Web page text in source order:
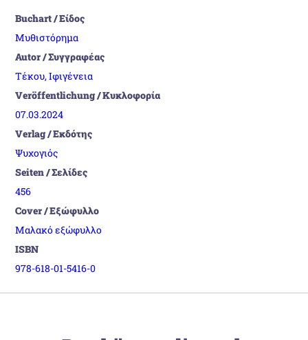
Buchart / Είδος
Μυθιστόρημα
Autor / Συγγραφέας
Τέκου, Ιφιγένεια
Veröffentlichung / Κυκλοφορία
07.03.2024
Verlag / Εκδότης
Ψυχογιός
Seiten / Σελίδες
456
Cover / Εξώφυλλο
Μαλακό εξώφυλλο
ISBN
978-618-01-5416-0